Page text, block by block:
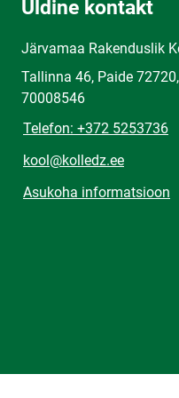
Üldine kontakt
Järvamaa Rakenduslik
Tallinna 46, Paide
70008546
Telefon: +372 5253736
kool@kolledz.ee
Asukoha informatsioon